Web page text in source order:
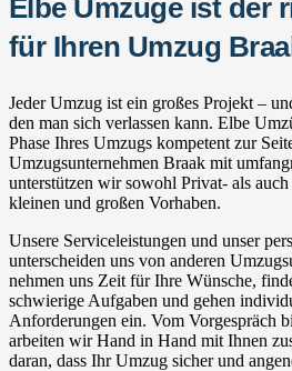
Elbe Umzüge ist der
für Ihren Umzug
Jeder Umzug ist ein großes Projekt –
den man sich verlassen kann. Elbe
Phase Ihres Umzugs kompetent zur
Umzugsunternehmen Braak mit
unterstützen wir sowohl Privat- als
kleinen und großen Vorhaben.
Unsere Serviceleistungen und unser
unterscheiden uns von anderen
nehmen uns Zeit für Ihre Wünsche,
schwierige Aufgaben und gehen
Anforderungen ein. Vom Vorgespräch
arbeiten wir Hand in Hand mit Ihnen
daran, dass Ihr Umzug sicher und